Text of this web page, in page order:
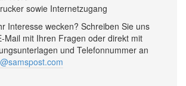
sowie Internetzugang
Interesse wecken? Schreiben Sie uns
Mail mit Ihren Fragen oder direkt mit
und Telefonnummer an